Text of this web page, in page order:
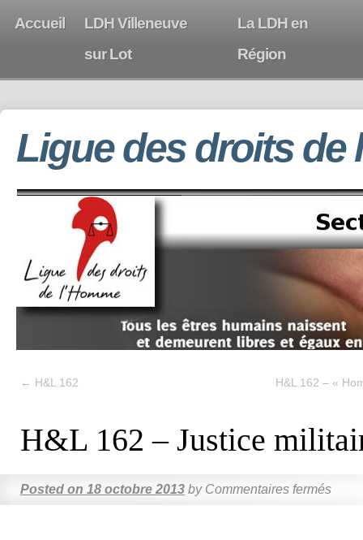
Accueil
LDH Villeneuve
sur Lot
La LDH en
Région
Ligue des droits de
← H&L 162 H&L 162 – «
H&L 162 – Justice
Posted on 18 octobre 2013 by Commentaires fermés